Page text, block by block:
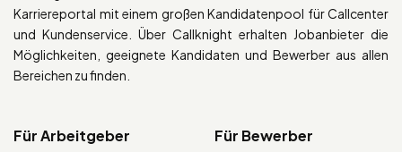
Karriereportal mit einem großen Kandidatenpool für Callcenter
und Kundenservice. Über Callknight erhalten Jobanbieter die
Möglichkeiten, geeignete Kandidaten und Bewerber aus allen
Bereichen zu finden.
Für Arbeitgeber Für Bewerber